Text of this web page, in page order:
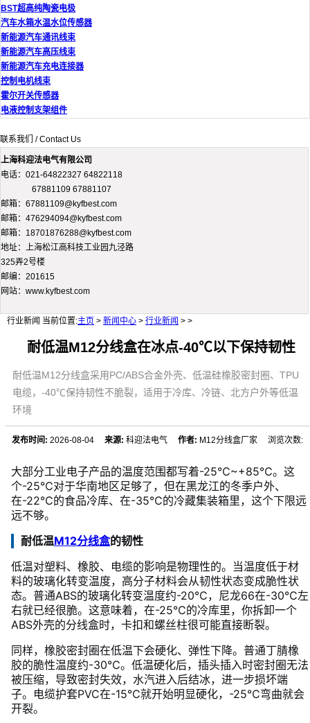
BST超高纯陶瓷电极
汽车水箱水温水位传感器
新能源汽车通讯线束
新能源汽车高压线束
新能源汽车充电连接器
控制电机线束
霍尔开关传感器
电液控制支架组件
联系我们 / Contact Us
上海科迎法电气有限公司
电话：021-64822327 64822118
67881109 67881107
邮箱：67881109@kyfbest.com
邮箱：476294094@kyfbest.com
邮箱：18701876288@kyfbest.com
地址：上海松江高科技工业园九泾路
325弄2号楼
邮编：201615
网站：www.kyfbest.com
行业新闻 当前位置:主页 > 新闻中心 > 行业新闻 > >
耐低温M12分线盒在冰点-40℃以下保持韧性
耐低温M12分线盒采用PC/ABS合金外壳、低温硅橡胶密封圈、TPU
电缆，-40℃保持韧性不脆裂，适用于冷库、冷链、北方户外等低温
环境
发布时间: 2026-08-04来源: 科迎法电气作者: M12分线盒厂家 浏览次数:
大部分工业电子产品的温度范围都写着-25℃~+85℃。这
个-25℃对于华南地区足够了，但在黑龙江的冬季户外、
在-22℃的食品冷库、在-35℃的冷藏集装箱里，这个下限远
远不够。
耐低温M12分线盒的韧性
低温对塑料、橡胶、电缆的影响是物理性的。当温度低于材
料的玻璃化转变温度，高分子材料会从韧性状态变成脆性状
态。普通ABS的玻璃化转变温度约-20℃，尼龙66在-30℃左
右就已经很脆。这意味着，在-25℃的冷库里，你拆卸一个
ABS外壳的分线盒时，卡扣和螺丝柱很可能直接断裂。
同样，橡胶密封圈在低温下会硬化、弹性下降。普通丁腈橡
胶的脆性温度约-30℃。低温硬化后，插头插入时密封圈无法
被压缩，导致密封失效，水汽进入后结冰，进一步损坏端
子。电缆护套PVC在-15℃就开始明显硬化，-25℃弯曲就会
开裂。